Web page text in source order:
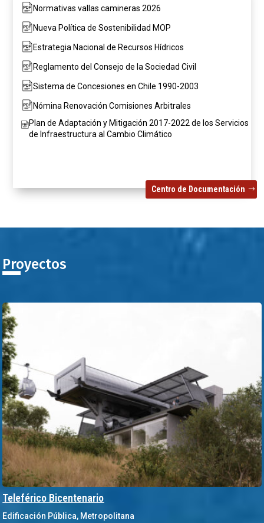
Normativas vallas camineras 2026
Nueva Política de Sostenibilidad MOP
Estrategia Nacional de Recursos Hídricos
Reglamento del Consejo de la Sociedad Civil
Sistema de Concesiones en Chile 1990-2003
Nómina Renovación Comisiones Arbitrales
Plan de Adaptación y Mitigación 2017-2022 de los Servicios
de Infraestructura al Cambio Climático
Centro de Documentación
Proyectos
Teleférico Bicentenario
Edificación Pública, Metropolitana